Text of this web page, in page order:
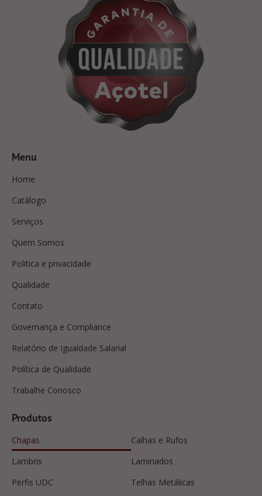
Menu
Home
Catálogo
Serviços
Quem Somos
Politica e privacidade
Qualidade
Contato
Governança e Compliance
Relatório de Igualdade Salarial
Política de Qualidade
Trabalhe Conosco
Produtos
Chapas
Calhas e Rufos
Lambris
Laminados
Perfis UDC
Telhas Metálicas